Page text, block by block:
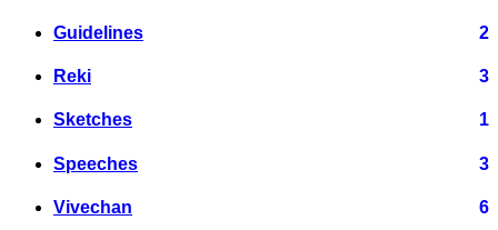
Guidelines 2
Reki 3
Sketches 1
Speeches 3
Vivechan 6